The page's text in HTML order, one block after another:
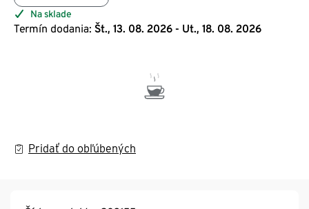
Na sklade
Termín dodania: Št., 13. 08. 2026 - Ut., 18. 08. 2026
Pridať do obľúbených